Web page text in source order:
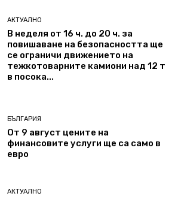
АКТУАЛНО
В неделя от 16 ч. до 20 ч. за
повишаване на безопасността ще
се ограничи движението на
тежкотоварните камиони над 12 т
в посока...
БЪЛГАРИЯ
От 9 август цените на
финансовите услуги ще са само в
евро
АКТУАЛНО